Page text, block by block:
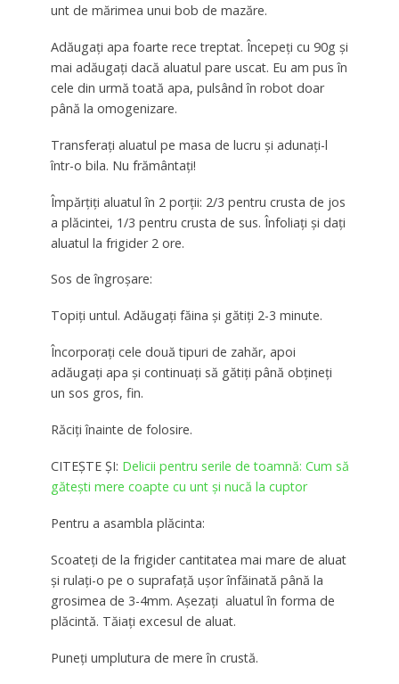
unt de mărimea unui bob de mazăre.
Adăugați apa foarte rece treptat. Începeți cu 90g și
mai adăugați dacă aluatul pare uscat. Eu am pus în
cele din urmă toată apa, pulsând în robot doar
până la omogenizare.
Transferați aluatul pe masa de lucru și adunați-l
într-o bila. Nu frământați!
Împărțiți aluatul în 2 porții: 2/3 pentru crusta de jos
a plăcintei, 1/3 pentru crusta de sus. Înfoliați și dați
aluatul la frigider 2 ore.
Sos de îngroșare:
Topiți untul. Adăugați făina și gătiți 2-3 minute.
Încorporați cele două tipuri de zahăr, apoi
adăugați apa și continuați să gătiți până obțineți
un sos gros, fin.
Răciți înainte de folosire.
CITEȘTE ȘI: Delicii pentru serile de toamnă: Cum să
găteşti mere coapte cu unt şi nucă la cuptor
Pentru a asambla plăcinta:
Scoateți de la frigider cantitatea mai mare de aluat
și rulați-o pe o suprafață ușor înfăinată până la
grosimea de 3-4mm. Așezați aluatul în forma de
plăcintă. Tăiați excesul de aluat.
Puneți umplutura de mere în crustă.